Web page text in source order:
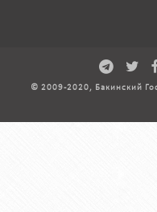
© 2009-2020, Бакинский